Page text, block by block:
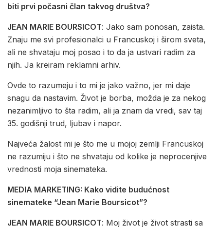
biti prvi počasni član takvog društva?
JEAN MARIE BOURSICOT: Jako sam ponosan, zaista.
Znaju me svi profesionalci u Francuskoj i širom sveta,
ali ne shvataju moj posao i to da ja ustvari radim za
njih. Ja kreiram reklamni arhiv.
Ovde to razumeju i to mi je jako važno, jer mi daje
snagu da nastavim. Život je borba, možda je za nekog
nezanimljivo to šta radim, ali ja znam da vredi, sav taj
35. godišnji trud, ljubav i napor.
Najveća žalost mi je što me u mojoj zemlji Francuskoj
ne razumiju i što ne shvataju od kolike je neprocenjive
vrednosti moja sinemateka.
MEDIA MARKETING: Kako vidite budućnost
sinemateke “Jean Marie Boursicot”?
JEAN MARIE BOURSICOT: Moj život je život strasti sa